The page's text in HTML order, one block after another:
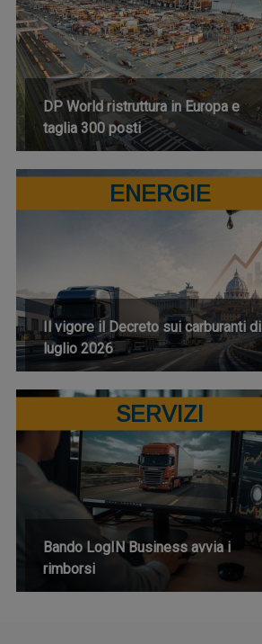
DP World ristruttura in Europa e
taglia 300 posti
ENERGIE
Il vigore il Decreto sui carburanti di
luglio 2026
SERVIZI
Bando LogIN Business avvia i
rimborsi